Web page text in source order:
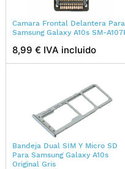
Camara Frontal Delantera Para
Samsung Galaxy A10s SM-
8,99 € IVA incluido
Bandeja Dual SIM Y Micro SD
Para Samsung Galaxy A10s
Original Gris